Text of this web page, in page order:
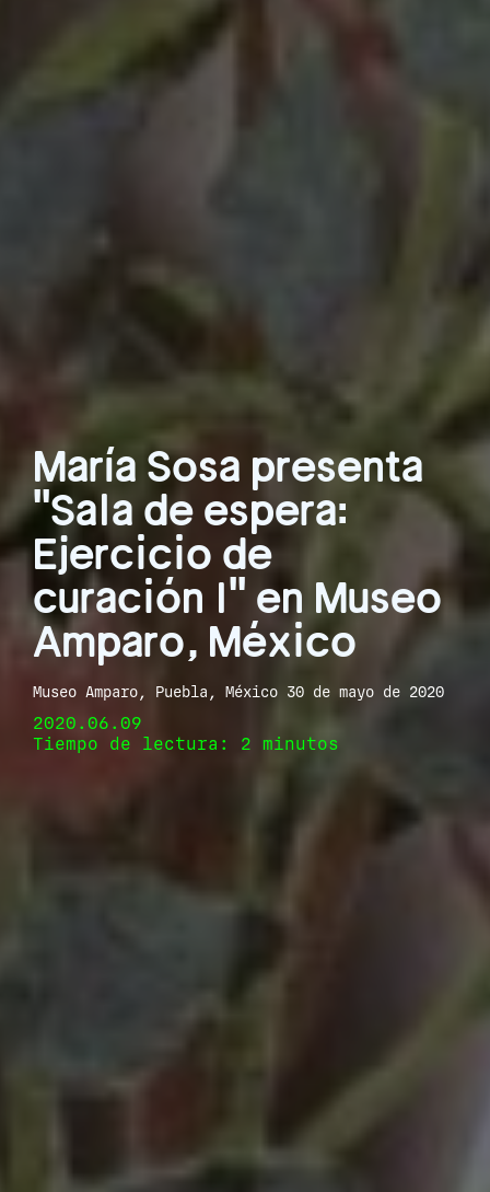
María Sosa presenta
"Sala de espera:
Ejercicio de
curación I" en Museo
Amparo, México
Museo Amparo, Puebla, México 30 de mayo de 2020
2020.06.09
Tiempo de lectura: 2 minutos